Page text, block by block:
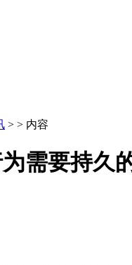
> > 内容
需要持久